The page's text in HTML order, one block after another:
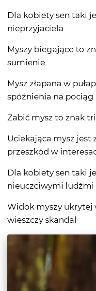
Dla kobiety sen taki
nieprzyjaciela
Myszy biegające to
sumienie
Mysz złapana w
spóźnienia na
Zabić mysz to znak
Uciekająca mysz jest
przeszkód w
Dla kobiety sen taki
nieuczciwymi ludźmi
Widok myszy ukrytej
wieszczy skandal